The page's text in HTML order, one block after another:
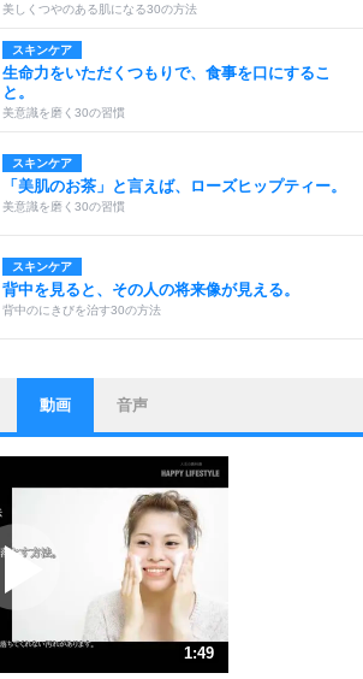
美しくつやのある肌になる30の方法
スキンケア
生命力をいただくつもりで、食事を口にするこ
と。
美意識を磨く30の習慣
スキンケア
「美肌のお茶」と言えば、ローズヒップティー。
美意識を磨く30の習慣
スキンケア
背中を見ると、その人の将来像が見える。
背中のにきびを治す30の方法
ストレス対策
他人と比べない。
いっそのこと、他人を見ない。
いらいらしない人になる30の方法
ポジティブになれない原因は、行動しないから。
ポジティブ思考になる30の方法
人生、なんとかなるもの。
気楽に生きる30の方法
動画 音声
1:49